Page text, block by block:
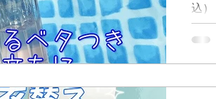
込） 日中の汗・皮脂によるベタつき・毛穴の目立ちに。
美
シュ